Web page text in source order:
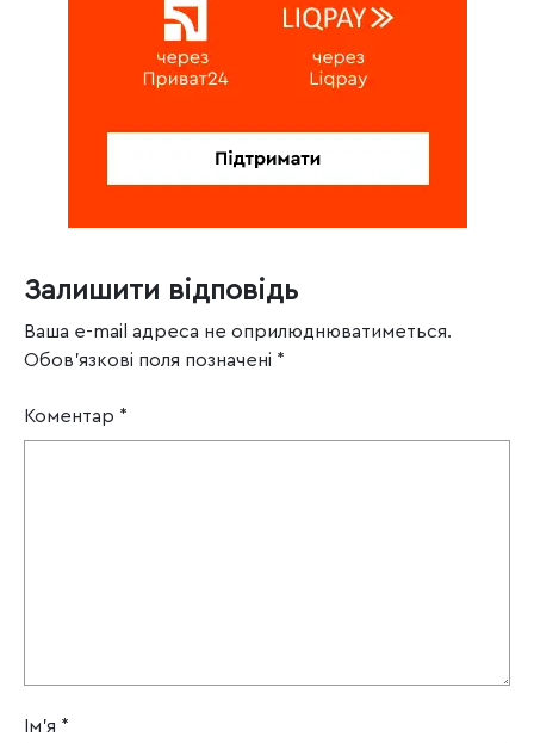
Залишити відповідь
Ваша e-mail адреса не оприлюднюватиметься.
Обов’язкові поля позначені *
Коментар *
Ім'я *